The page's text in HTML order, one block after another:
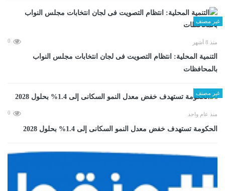
غير مصنف
منذ 8 أشهر 0
التنمية المحلية: انتظام التصويت فى لجان انتخابات مجلس النواب
بالمحافظات
غير مصنف
منذ عام واحد 0
الحكومة تستهدف خفض معدل النمو السكانى إلى 1.4% بحلول 2028